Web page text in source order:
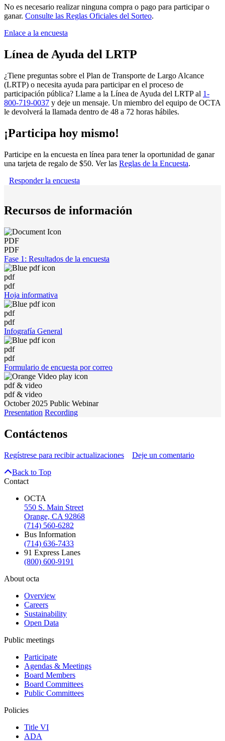
No es necesario realizar ninguna compra o pago para participar o
ganar. Consulte las Reglas Oficiales del Sorteo.
Enlace a la encuesta
Línea de Ayuda del LRTP
¿Tiene preguntas sobre el Plan de Transporte de Largo Alcance
(LRTP) o necesita ayuda para participar en el proceso de
participación pública? Llame a la Línea de Ayuda del LRTP al 1-
800-719-0037 y deje un mensaje. Un miembro del equipo de OCTA
le devolverá la llamada dentro de 48 a 72 horas hábiles.
¡Participa hoy mismo!
Participe en la encuesta en línea para tener la oportunidad de ganar
una tarjeta de regalo de $50. Ver las Reglas de la Encuesta.
Responder la encuesta
Recursos de información
PDF
PDF
Fase 1: Resultados de la encuesta
pdf
pdf
Hoja informativa
pdf
pdf
Infografía General
pdf
pdf
Formulario de encuesta por correo
pdf & video
pdf & video
October 2025 Public Webinar
Presentation Recording
Contáctenos
Regístrese para recibir actualizaciones
Deje un comentario
Back to Top
Contact
OCTA
550 S. Main Street
Orange, CA 92868
(714) 560-6282
Bus Information
(714) 636-7433
91 Express Lanes
(800) 600-9191
About octa
Overview
Careers
Sustainability
Open Data
Public meetings
Participate
Agendas & Meetings
Board Members
Board Committees
Public Committees
Policies
Title VI
ADA